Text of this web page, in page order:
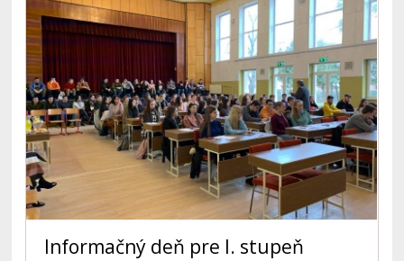
Informačný deň pre I. stupeň